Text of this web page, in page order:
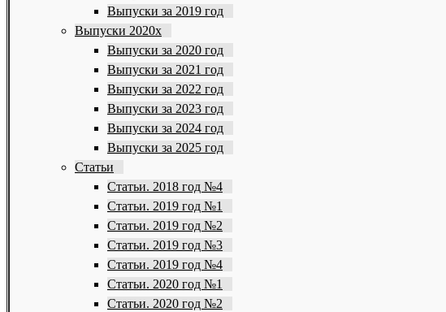
Выпуски за 2019 год
Выпуски 2020х
Выпуски за 2020 год
Выпуски за 2021 год
Выпуски за 2022 год
Выпуски за 2023 год
Выпуски за 2024 год
Выпуски за 2025 год
Статьи
Статьи. 2018 год №4
Статьи. 2019 год №1
Статьи. 2019 год №2
Статьи. 2019 год №3
Статьи. 2019 год №4
Статьи. 2020 год №1
Статьи. 2020 год №2